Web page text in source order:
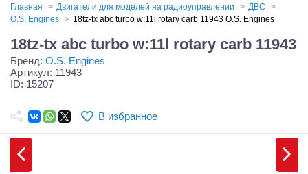
Запчасти и аксессуары
Игрушки
Самолеты
Квадрокоптеры
Главная Двигатели для моделей на радиоуправлении
ДВС
O.S. Engines
18tz-tx abc turbo w:11l rotary carb 11943 O.S. Engines
18tz-tx abc turbo w:11l rotary carb 11943
Бренд: O.S. Engines
Артикул: 11943
ID: 15207
В избранное